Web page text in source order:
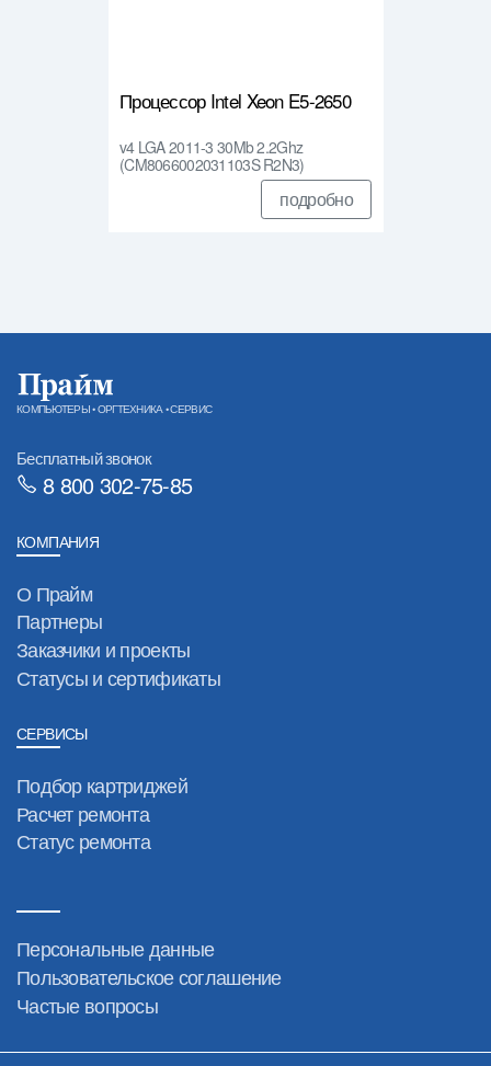
Процессор Intel Xeon E5-2650
v4 LGA 2011-3 30Mb 2.2Ghz
(CM8066002031103S R2N3)
подробно
КОМПЬЮТЕРЫ • ОРГТЕХНИКА • СЕРВИС
Бесплатный звонок
8 800 302-75-85
КОМПАНИЯ
О Прайм
Партнеры
Заказчики и проекты
Статусы и сертификаты
СЕРВИСЫ
Подбор картриджей
Расчет ремонта
Статус ремонта
Персональные данные
Пользовательское соглашение
Частые вопросы